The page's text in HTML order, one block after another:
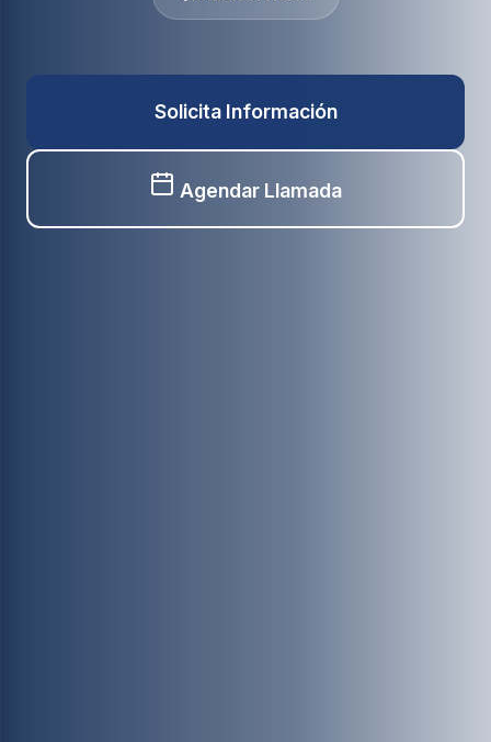
Solicita Información
Agendar Llamada